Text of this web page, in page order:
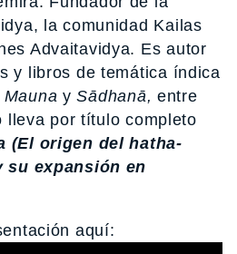
la comunidad Kailas
Advaitavidya. Es autor
y libros de temática índica
ySādhanā, entre
lleva por título completo
(El origen del hatha-
su expansión en
aquí: